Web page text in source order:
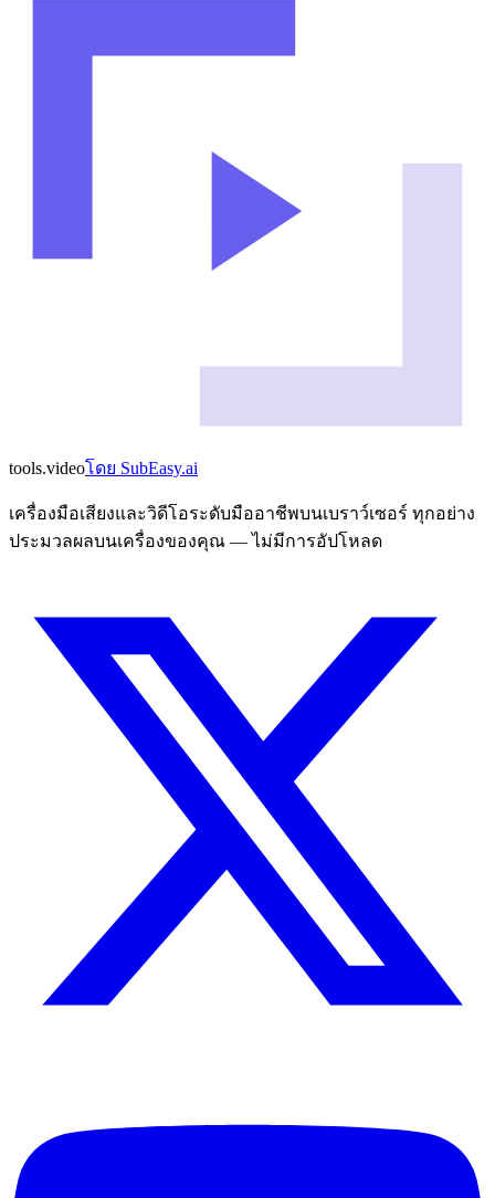
tools.videoโดย SubEasy.ai
เครื่องมือเสียงและวิดีโอระดับมืออาชีพบนเบราว์เซอร์ ทุกอย่าง
ประมวลผลบนเครื่องของคุณ — ไม่มีการอัปโหลด